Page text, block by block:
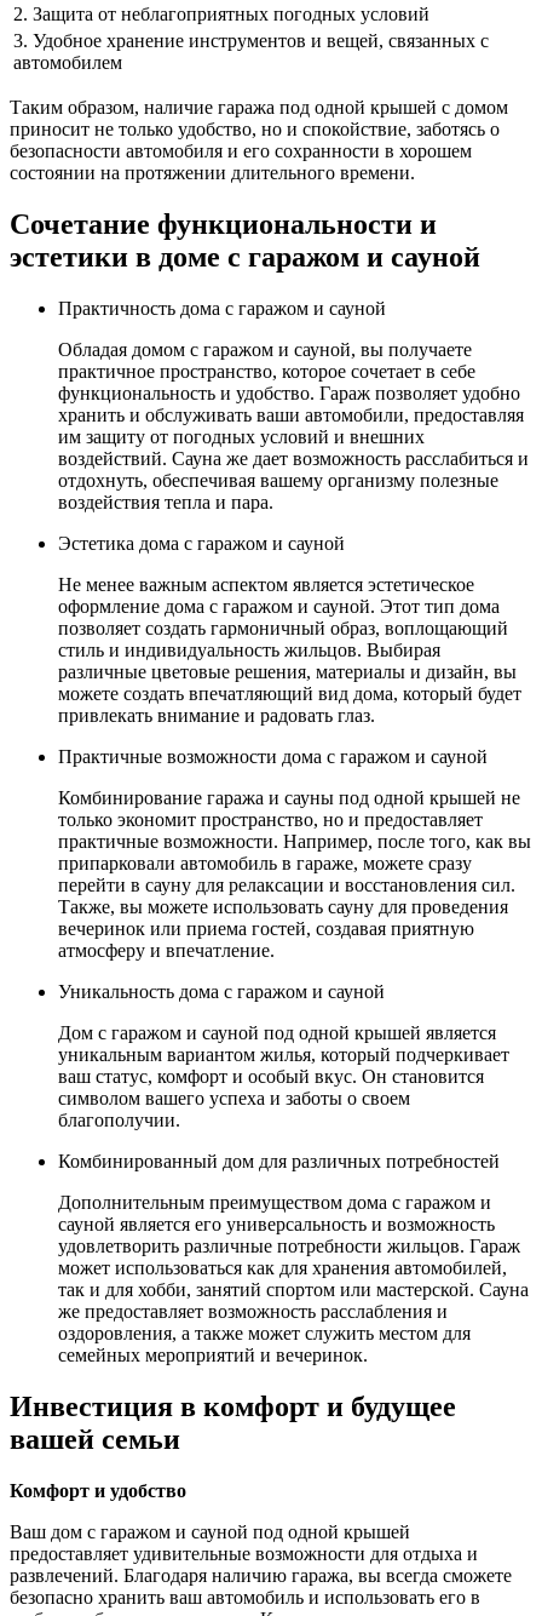
2. Защита от неблагоприятных погодных условий
3. Удобное хранение инструментов и вещей, связанных с
автомобилем
Таким образом, наличие гаража под одной крышей с домом
приносит не только удобство, но и спокойствие, заботясь о
безопасности автомобиля и его сохранности в хорошем
состоянии на протяжении длительного времени.
Сочетание функциональности и
эстетики в доме с гаражом и сауной
Практичность дома с гаражом и сауной
Обладая домом с гаражом и сауной, вы получаете
практичное пространство, которое сочетает в себе
функциональность и удобство. Гараж позволяет удобно
хранить и обслуживать ваши автомобили, предоставляя
им защиту от погодных условий и внешних
воздействий. Сауна же дает возможность расслабиться и
отдохнуть, обеспечивая вашему организму полезные
воздействия тепла и пара.
Эстетика дома с гаражом и сауной
Не менее важным аспектом является эстетическое
оформление дома с гаражом и сауной. Этот тип дома
позволяет создать гармоничный образ, воплощающий
стиль и индивидуальность жильцов. Выбирая
различные цветовые решения, материалы и дизайн, вы
можете создать впечатляющий вид дома, который будет
привлекать внимание и радовать глаз.
Практичные возможности дома с гаражом и сауной
Комбинирование гаража и сауны под одной крышей не
только экономит пространство, но и предоставляет
практичные возможности. Например, после того, как вы
припарковали автомобиль в гараже, можете сразу
перейти в сауну для релаксации и восстановления сил.
Также, вы можете использовать сауну для проведения
вечеринок или приема гостей, создавая приятную
атмосферу и впечатление.
Уникальность дома с гаражом и сауной
Дом с гаражом и сауной под одной крышей является
уникальным вариантом жилья, который подчеркивает
ваш статус, комфорт и особый вкус. Он становится
символом вашего успеха и заботы о своем
благополучии.
Комбинированный дом для различных потребностей
Дополнительным преимуществом дома с гаражом и
сауной является его универсальность и возможность
удовлетворить различные потребности жильцов. Гараж
может использоваться как для хранения автомобилей,
так и для хобби, занятий спортом или мастерской. Сауна
же предоставляет возможность расслабления и
оздоровления, а также может служить местом для
семейных мероприятий и вечеринок.
Инвестиция в комфорт и будущее
вашей семьи
Комфорт и удобство
Ваш дом с гаражом и сауной под одной крышей
предоставляет удивительные возможности для отдыха и
развлечений. Благодаря наличию гаража, вы всегда сможете
безопасно хранить ваш автомобиль и использовать его в